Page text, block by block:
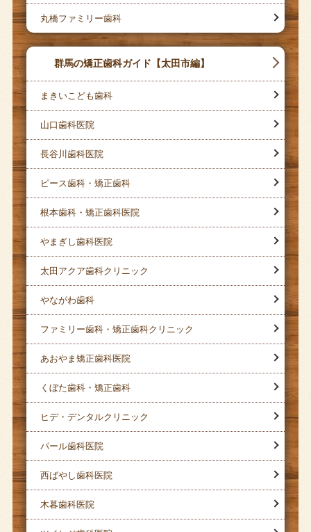
丸橋ファミリー歯科
群馬の矯正歯科ガイド【太田市編】
まきいこども歯科
山口歯科医院
長谷川歯科医院
ピース歯科・矯正歯科
根本歯科・矯正歯科医院
やまぎし歯科医院
太田アクア歯科クリニック
やながわ歯科
ファミリー歯科・矯正歯科クリニック
あおやま矯正歯科医院
くぼた歯科・矯正歯科
ヒデ・デンタルクリニック
パール歯科医院
西ばやし歯科医院
木暮歯科医院